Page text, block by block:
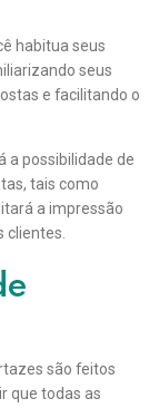
habitua seus
seus
e facilitando o
a possibilidade de
tais como
a impressão
clientes.
são feitos
que todas as